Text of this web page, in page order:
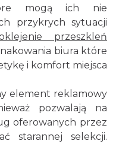
mogą ich nie
przykrych sytuacji
przeszkleń
biura które
i komfort miejsca
element reklamowy
pozwalają na
oferowanych przez
starannej selekcji.